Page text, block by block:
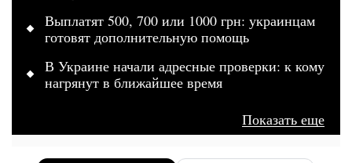
Выплатят 500, 700 или 1000 грн: украинцам
готовят дополнительную помощь
В Украине начали адресные проверки: к кому
нагрянут в ближайшее время
Показать еще